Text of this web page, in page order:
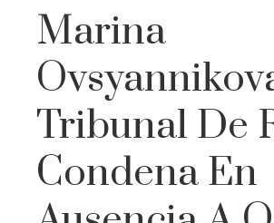
Marina
Tribunal De
Condena En